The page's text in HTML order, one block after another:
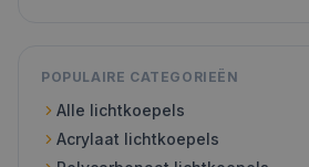
POPULAIRE CATEGORIEËN
Alle lichtkoepels
Acrylaat lichtkoepels